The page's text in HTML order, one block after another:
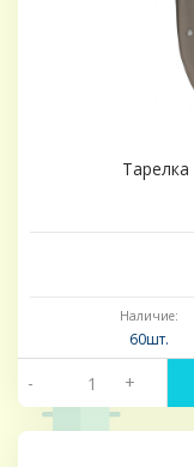
Наличие:
60шт.
- +